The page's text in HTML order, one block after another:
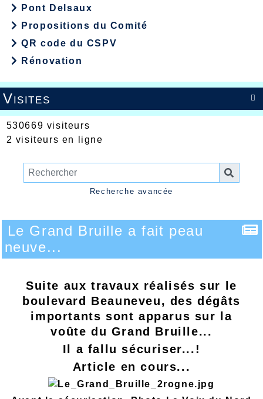
Pont Delsaux
Propositions du Comité
QR code du CSPV
Rénovation

Visites
530669 visiteurs
2 visiteurs en ligne
Recherche avancée
Le Grand Bruille a fait peau
neuve...
Suite aux travaux réalisés sur le
boulevard Beauneveu, des dégâts
importants sont apparus sur la
voûte du Grand Bruille...
Il a fallu sécuriser...!
Article en cours...